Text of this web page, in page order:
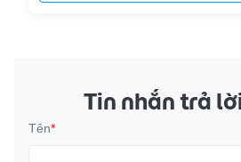
mở mịn xung quanh các cạnh.
Tin nhắn trả
Tên*